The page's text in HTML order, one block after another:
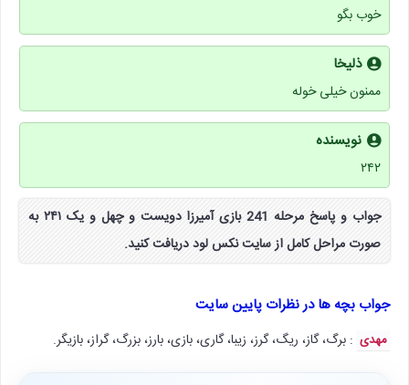
خوب بگو
ذلیخا
ممنون خیلی خوله
نویسنده
۲۴۲
جواب و پاسخ مرحله 241 بازی آمیرزا دویست و چهل و یک ۲۴۱ به
صورت مراحل کامل از سایت نکس لود دریافت کنید.
جواب بچه ها در نظرات پایین سایت
مهدی : برگ، گاز، ریگ، گرز، زیبا، گاری، بازی، بارز، بزرگ، گراز، بازیگر.